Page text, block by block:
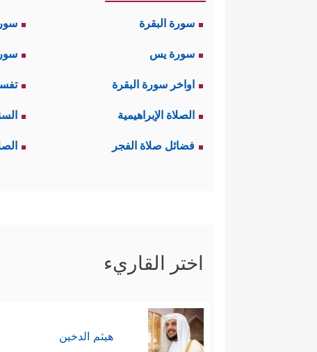
سورة البقرة
سورة يس
اواخر سورة البقرة
الصلاة الإبراهيمية
فضائل صلاة الفجر
اختر القاريء
هيثم الدخين